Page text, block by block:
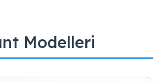
Modelleri